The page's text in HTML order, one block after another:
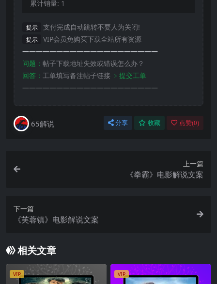
累计销量: 1
提示 支付完成自动跳转不要人为关闭!
提示
VIP会员免购买下载全站所有资源
————————————————————
问题： 帖子下载地址失效或错误怎么办？
回答： 工单填写备注帖子链接 ﹥提交工单
————————————————————
65解说 分享 收藏 点赞(0)
上一篇
《拳霸》电影解说文案
下一篇
《芙蓉镇》电影解说文案
相关文章
VIP VIP